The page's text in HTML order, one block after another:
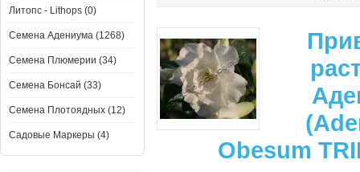
Литопс - Lithops (0)
Семена Адениума (1268)
Семена Плюмерии (34)
Семена Бонсай (33)
Семена Плотоядных (12)
Садовые Маркеры (4)
Obesum